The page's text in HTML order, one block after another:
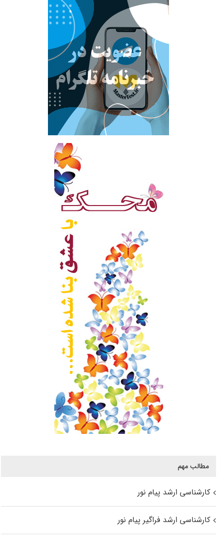
مطالب مهم
کارشناسی ارشد پیام نور
کارشناسی ارشد فراگیر پیام نور